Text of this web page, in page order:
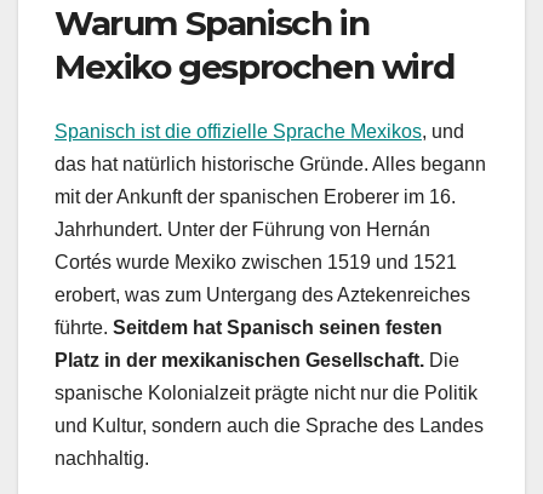
Warum Spanisch in
Mexiko gesprochen wird
Spanisch ist die offizielle Sprache Mexikos, und
das hat natürlich historische Gründe. Alles begann
mit der Ankunft der spanischen Eroberer im 16.
Jahrhundert. Unter der Führung von Hernán
Cortés wurde Mexiko zwischen 1519 und 1521
erobert, was zum Untergang des Aztekenreiches
führte. Seitdem hat Spanisch seinen festen
Platz in der mexikanischen Gesellschaft. Die
spanische Kolonialzeit prägte nicht nur die Politik
und Kultur, sondern auch die Sprache des Landes
nachhaltig.